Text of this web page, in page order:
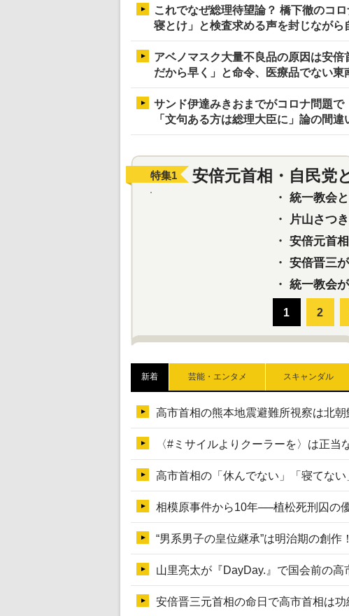
これでなぜ総理待望論？ 橋下徹のコ
寝とけ」と検査求める声を封じなが
アベノマスク大量不良品の原因は安
だから早く」と命令、医療品でない東
サンド伊達みきおまでがコロナ問題で
「文句ある方は総理大臣に」論の間違
特集1 安倍元首相・自民党
・ 統一教会と自民党
・
片山さつきは警
・ 安倍元首相銃撃
・ 安倍晋三が「統
・ 統一教会
新着 芸能・エンタメ スキャンダル